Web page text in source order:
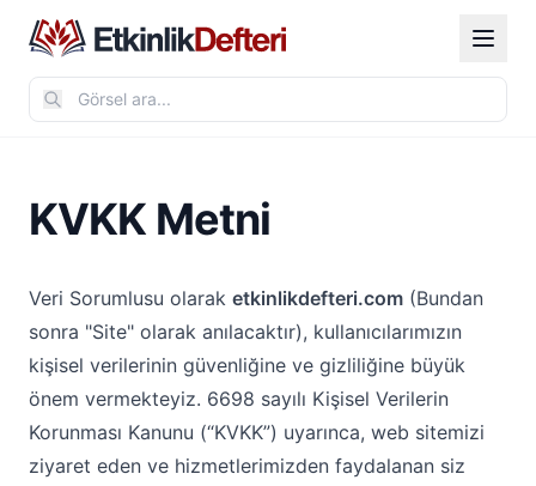
KVKK Metni
Veri Sorumlusu olarak etkinlikdefteri.com (Bundan
sonra "Site" olarak anılacaktır), kullanıcılarımızın
kişisel verilerinin güvenliğine ve gizliliğine büyük
önem vermekteyiz. 6698 sayılı Kişisel Verilerin
Korunması Kanunu (“KVKK”) uyarınca, web sitemizi
ziyaret eden ve hizmetlerimizden faydalanan siz